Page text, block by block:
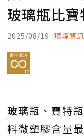
玻璃瓶比
2025/08/19 環境資
玻璃瓶、寶特
料微塑膠含量